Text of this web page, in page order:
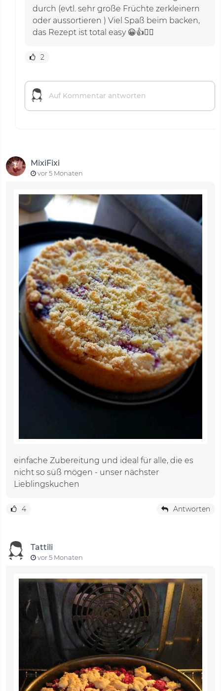
durch (evtl. sehr große Früchte zerkleinern
oder aussortieren ) Viel Spaß beim backen,
das Rezept ist total easy 😀👍🙋‍♀️
2
MixiFixi
vor 5 Monaten
einfache Zubereitung und ideal für alle, die es
nicht so süß mögen - unser nächster
Lieblingskuchen
4 Antworten
Tattili
vor 5 Monaten